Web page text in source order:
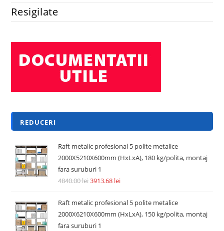
Resigilate
REDUCERI
Raft metalic profesional 5 polite metalice
2000X5210X600mm (HxLxA), 180 kg/polita, montaj
fara suruburi 1
4840.00lei3913.68 lei
Raft metalic profesional 5 polite metalice
2000X6210X600mm (HxLxA), 150 kg/polita, montaj
fara suruburi 1